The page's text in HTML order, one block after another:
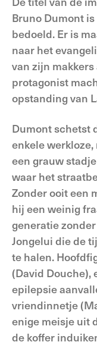
Bruno Dumont
bedoeld. Er is
naar het
van zijn
protagonist
opstanding van
Dumont schetst
enkele
een grauw
waar het
Zonder ooit een
hij een weinig
generatie
Jongelui die de
te halen.
(David Douche),
epilepsie
vriendinnetje
enige meisje uit
de koffer